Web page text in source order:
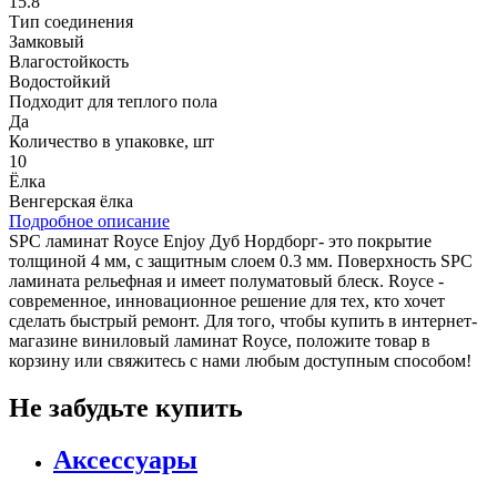
Тип соединения
Замковый
Влагостойкость
Водостойкий
Подходит для теплого пола
Да
Количество в упаковке, шт
10
Ёлка
Венгерская ёлка
Подробное описание
SPC ламинат Royce Enjoy Дуб Нордборг- это покрытие
толщиной 4 мм, с защитным слоем 0.3 мм. Поверхность SPC
ламината рельефная и имеет полуматовый блеск. Royce -
современное, инновационное решение для тех, кто хочет
сделать быстрый ремонт. Для того, чтобы купить в интернет-
магазине виниловый ламинат Royce, положите товар в
корзину или свяжитесь с нами любым доступным способом!
Не забудьте купить
Аксессуары